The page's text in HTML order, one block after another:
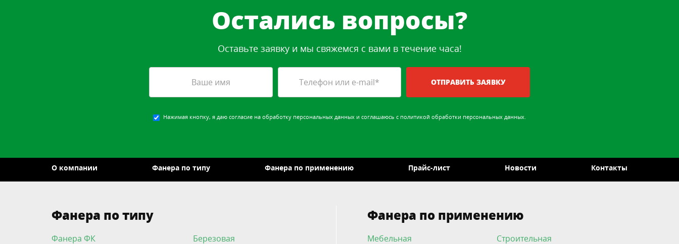
Остались вопросы?
Оставьте заявку и мы свяжемся с вами в течение часа!
ОТПРАВИТЬ ЗАЯВКУ
Нажимая кнопку, я даю согласие на обработку персональных данныхи соглашаюсь с политикой обработки персональных данных.
О компании Фанера по типу Фанера по применению Прайс-лист Новости Контакты
Фанера по типу
Фанера ФК Березовая
Фанера по применению
Мебельная Строительная